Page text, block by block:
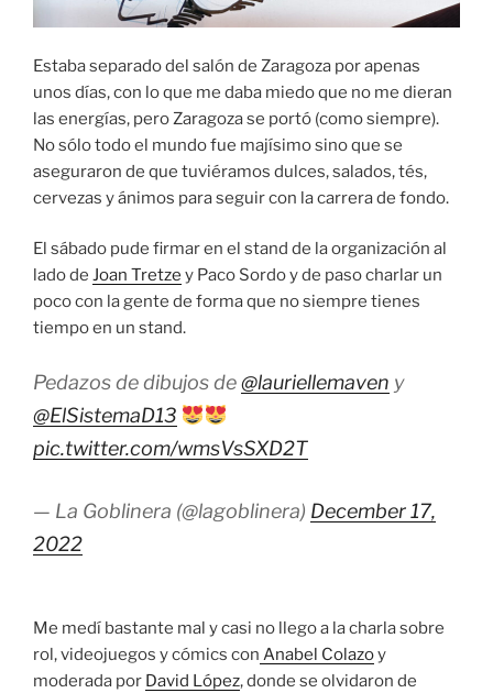
Estaba separado del salón de Zaragoza por apenas
unos días, con lo que me daba miedo que no me dieran
las energías, pero Zaragoza se portó (como siempre).
No sólo todo el mundo fue majísimo sino que se
aseguraron de que tuviéramos dulces, salados, tés,
cervezas y ánimos para seguir con la carrera de fondo.
El sábado pude firmar en el stand de la organización al
lado de Joan Tretze y Paco Sordo y de paso charlar un
poco con la gente de forma que no siempre tienes
tiempo en un stand.
Pedazos de dibujos de@lauriellemaven y
@ElSistemaD13
pic.twitter.com/wmsVsSXD2T
— La Goblinera (@lagoblinera) December 17,
2022
Me medí bastante mal y casi no llego a la charla sobre
rol, videojuegos y cómics con Anabel Colazoy
moderada por David López, donde se olvidaron de